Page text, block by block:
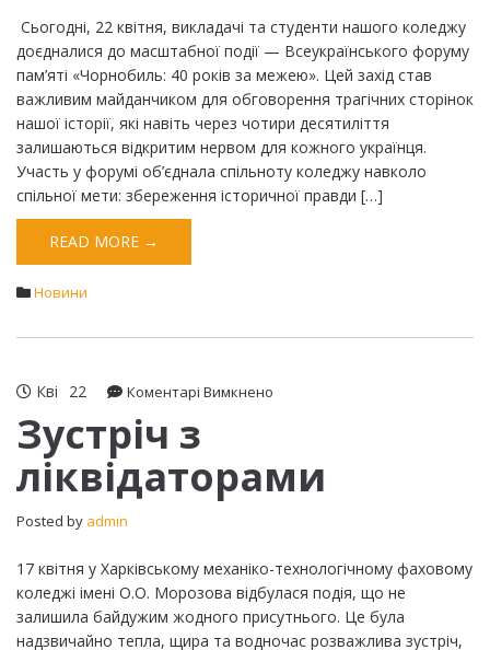
​Сьогодні, 22 квітня, викладачі та студенти нашого коледжу
доєдналися до масштабної події — Всеукраїнського форуму
пам’яті «Чорнобиль: 40 років за межею». Цей захід став
важливим майданчиком для обговорення трагічних сторінок
нашої історії, які навіть через чотири десятиліття
залишаються відкритим нервом для кожного українця. ​
Участь у форумі об’єднала спільноту коледжу навколо
спільної мети: збереження історичної правди […]
READ MORE →
Новини
Кві 22 Коментарі Вимкнено
Зустріч з
ліквідаторами
Posted by admin
17 квітня у Харківському механіко-технологічному фаховому
коледжі імені О.О. Морозова відбулася подія, що не
залишила байдужим жодного присутнього. Це була
надзвичайно тепла, щира та водночас розважлива зустріч,